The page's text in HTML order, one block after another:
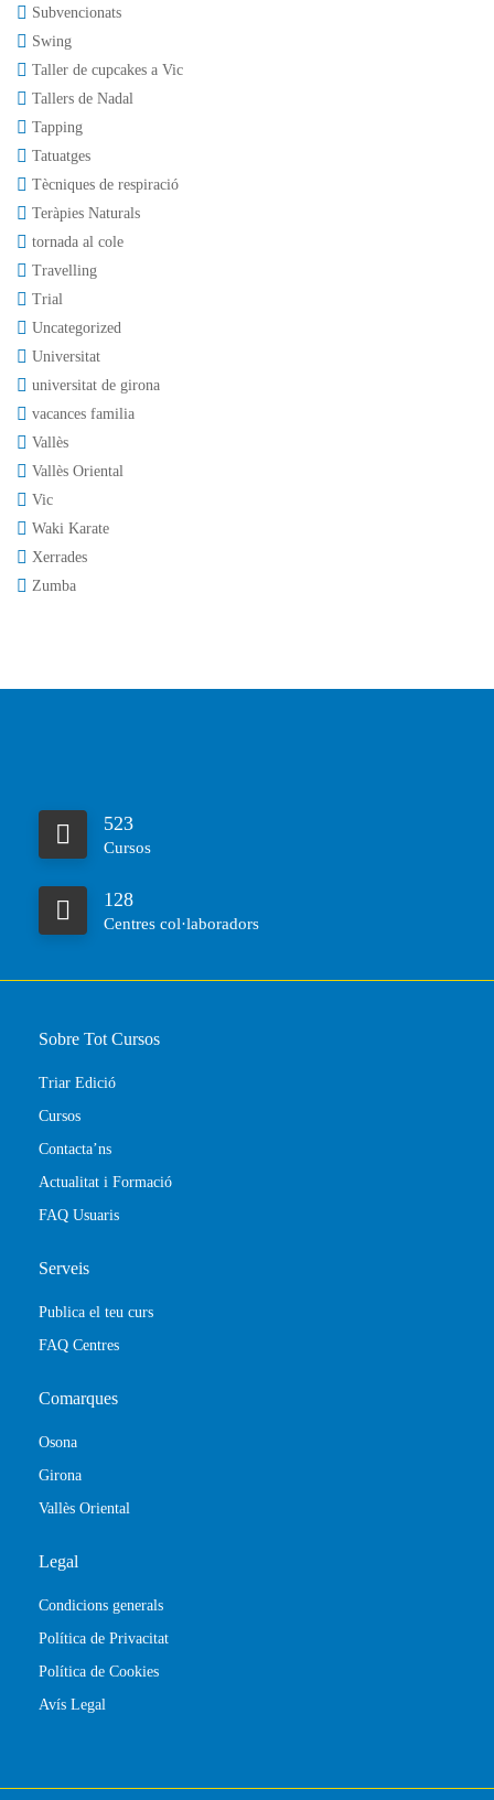
Subvencionats
Swing
Taller de cupcakes a Vic
Tallers de Nadal
Tapping
Tatuatges
Tècniques de respiració
Teràpies Naturals
tornada al cole
Travelling
Trial
Uncategorized
Universitat
universitat de girona
vacances familia
Vallès
Vallès Oriental
Vic
Waki Karate
Xerrades
Zumba
523
Cursos
128
Centres col·laboradors
Sobre Tot Cursos
Triar Edició
Cursos
Contacta’ns
Actualitat i Formació
FAQ Usuaris
Serveis
Publica el teu curs
FAQ Centres
Comarques
Osona
Girona
Vallès Oriental
Legal
Condicions generals
Política de Privacitat
Política de Cookies
Avís Legal